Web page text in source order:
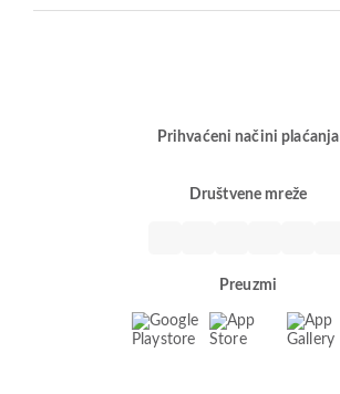
Prihvaćeni načini plaćanja
Društvene mreže
Preuzmi